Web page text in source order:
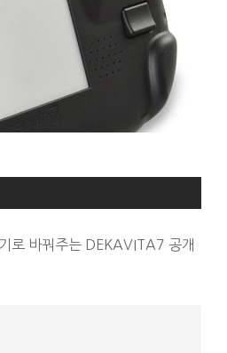
로 바꿔주는 DEKAVITA7 공개